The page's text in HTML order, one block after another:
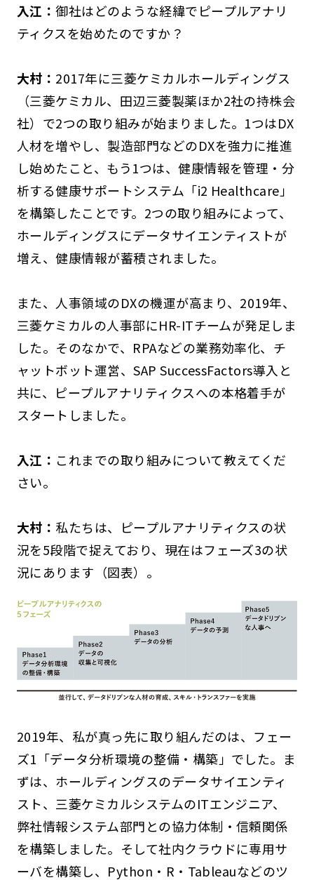
入江：御社はどのような経緯でピープルアナリ
ティクスを始めたのですか？
大村： 2017年に三菱ケミカルホールディングス
（三菱ケミカル、田辺三菱製薬ほか2社の持株会
社）で2つの取り組みが始まりました。1つはDX
人材を増やし、製造部門などのDXを強力に推進
し始めたこと、もう1つは、健康情報を管理・分
析する健康サポートシステム「i2 Healthcare」
を構築したことです。2つの取り組みによって、
ホールディングスにデータサイエンティストが
増え、健康情報が蓄積されました。
また、人事領域のDXの機運が高まり、2019年、
三菱ケミカルの人事部にHR-ITチームが発足しま
した。そのなかで、RPAなどの業務効率化、チ
ャットボット運営、SAP SuccessFactors導入と
共に、ピープルアナリティクスへの本格着手が
スタートしました。
入江： これまでの取り組みについて教えてくだ
さい。
大村： 私たちは、ピープルアナリティクスの状
況を5段階で捉えており、現在はフェーズ3の状
況にあります（図表）。
2019年、私が真っ先に取り組んだのは、フェー
ズ1「データ分析環境の整備・構築」でした。ま
ずは、ホールディングスのデータサイエンティ
スト、三菱ケミカルシステムのITエンジニア、
弊社情報システム部門との協力体制・信頼関係
を構築しました。そして社内クラウドに専用サ
ーバを構築し、Python・R・Tableauなどのツ